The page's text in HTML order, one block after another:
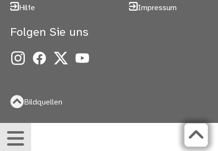
Hilfe
Impressum
Folgen Sie uns
InstagramFacebook
X YouTube
Bildquellen
Menü